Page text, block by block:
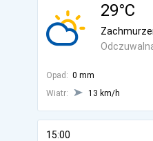
29°C
Opad: 0 mm
Wiatr:
13 km/h
15:00